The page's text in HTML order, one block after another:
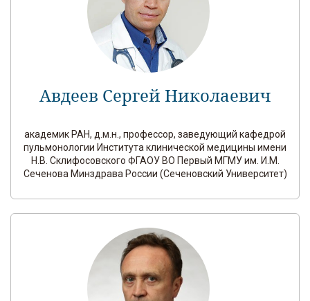
Авдеев Сергей Николаевич
академик РАН, д.м.н., профессор, заведующий кафедрой
пульмонологии Института клинической медицины имени
Н.В. Склифосовского ФГАОУ ВО Первый МГМУ им. И.М.
Сеченова Минздрава России (Сеченовский Университет)